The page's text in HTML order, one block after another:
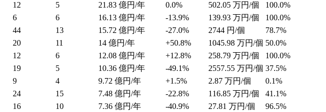
12 5 21.83 億円/年 0.0% 502.05 万円/個
100.0%
6 6 16.13 億円/年 -13.9% 139.93 万円/個
100.0%
44 13 15.72 億円/年 -27.0% 2744 円/個
78.7%
20 11 14 億円/年 +50.8% 1045.98 万円/個 50.0%
12 6 12.08 億円/年 +12.8% 258.79 万円/個
100.0%
19 5 10.36 億円/年 -49.1% 2557.55 万円/個 37.5%
9 4 9.72 億円/年 +1.5% 2.87 万円/個
0.1%
24 15 7.48 億円/年 -22.8% 116.85 万円/個
41.1%
16 10 7.36 億円/年 -40.9% 27.81 万円/個
96.5%